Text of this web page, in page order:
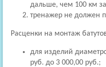
дальше, чем 100 км
тренажер не должен
Расценки на монтаж
для изделий
руб. до 3 000,00 руб.;